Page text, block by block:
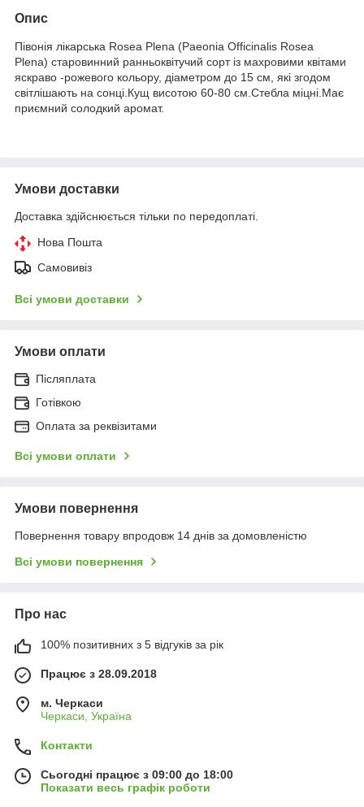
Опис
Півонія лікарська Rosea Plena (Paeonia Officinalis Rosea
Plena) старовинний ранньоквітучий сорт із махровими квітами
яскраво -рожевого кольору, діаметром до 15 см, які згодом
світлішають на сонці.Кущ висотою 60-80 см.Стебла міцні.Має
приємний солодкий аромат.
Умови доставки
Доставка здійснюється тільки по передоплаті.
Нова Пошта
Самовивіз
Всі умови доставки
Умови оплати
Післяплата
Готівкою
Оплата за реквізитами
Всі умови оплати
Умови повернення
Повернення товару впродовж 14 днів за домовленістю
Всі умови повернення
Про нас
100% позитивних з 5 відгуків за рік
Працює з 28.09.2018
м. Черкаси
Черкаси, Україна
Контакти
Сьогодні працює з 09:00 до 18:00
Показати весь графік роботи